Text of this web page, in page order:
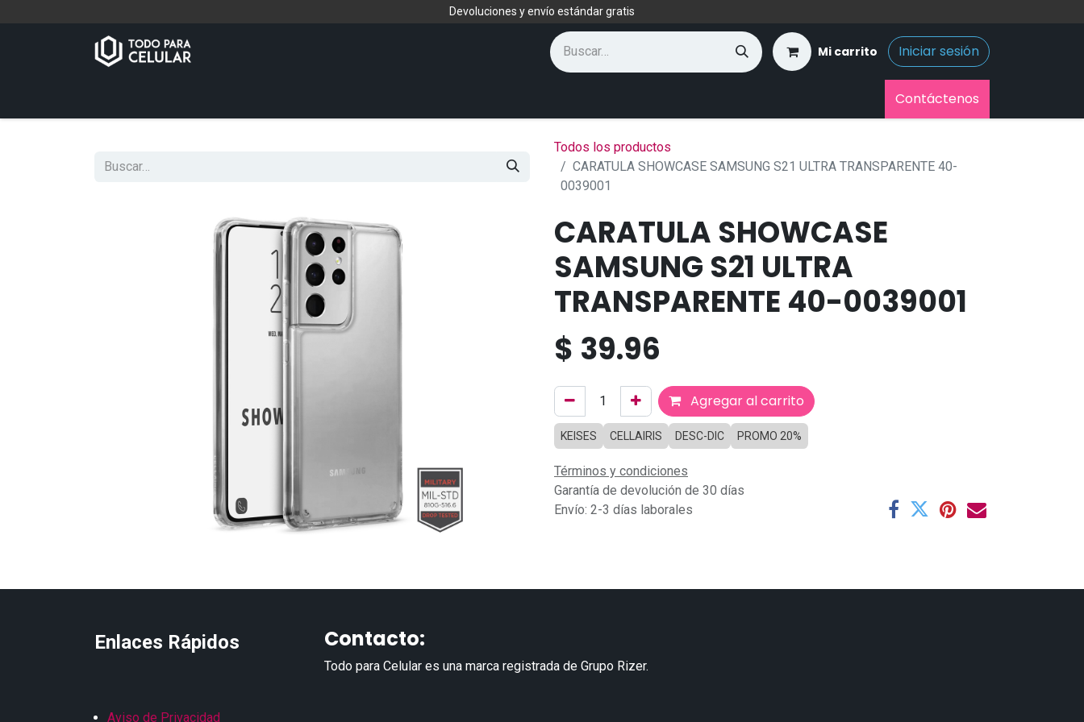
Devoluciones y envío estándar gratis
Mi carrito Iniciar sesión
Contáctenos
Todos los productos
CARATULA SHOWCASE SAMSUNG S21 ULTRA TRANSPARENTE 40-
0039001
CARATULA SHOWCASE
SAMSUNG S21 ULTRA
TRANSPARENTE 40-0039001
$ 39.96
Agregar al carrito
KEISES CELLAIRIS DESC-DIC PROMO 20%
Términos y condiciones
Garantía de devolución de 30 días
Envío: 2-3 días laborales
Enlaces Rápidos Contacto:
Todo para Celular es una marca registrada de Grupo Rizer.
Aviso de Privacidad